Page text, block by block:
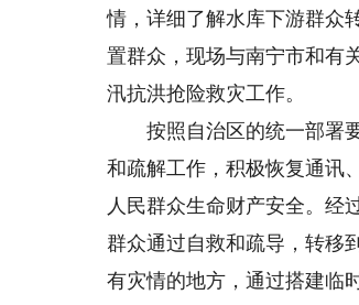
情，详细了解水库下游群众
置群众，现场与南宁市和有
汛抗洪抢险救灾工作。
按照自治区的统一部署要
和疏解工作，积极恢复通讯
人民群众生命财产安全。经
群众通过自救和疏导，转移
有灾情的地方，通过搭建临